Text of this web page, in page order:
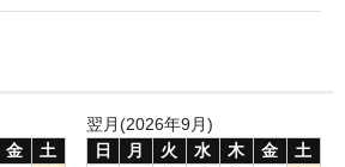
金
土
翌月(2026年9月)
日
月 火 水 木 金
土